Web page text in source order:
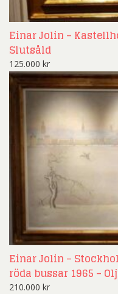
Einar Jolin –
Slutsåld
125.000 kr
Einar Jolin –
röda bussar 1965 –
210.000 kr